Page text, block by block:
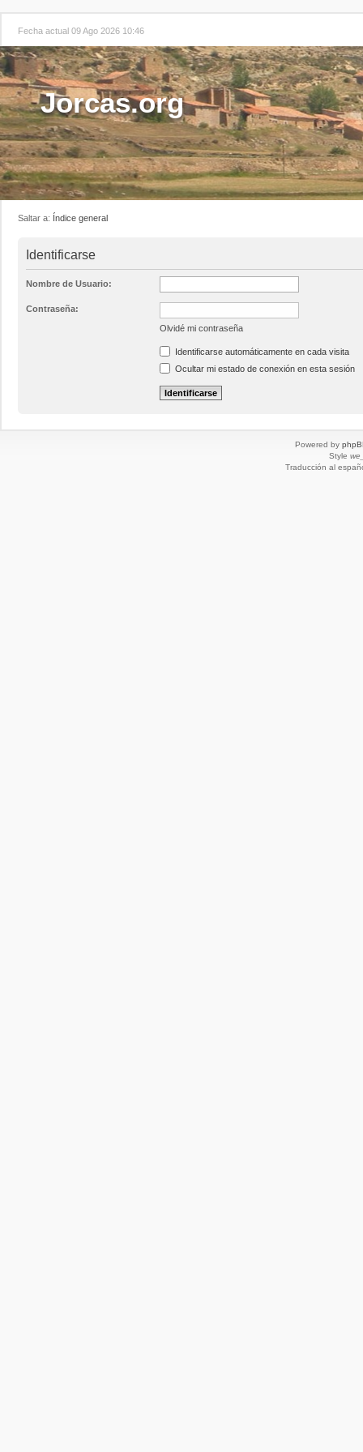
Fecha actual 09 Ago 2026 10:46
Jorcas.org
Saltar a: Índice general
Identificarse
Nombre de Usuario:
Contraseña:
Olvidé mi contraseña
Identificarse automáticamente en cada visita
Ocultar mi estado de conexión en esta sesión
Powered by
Style
Traducción al